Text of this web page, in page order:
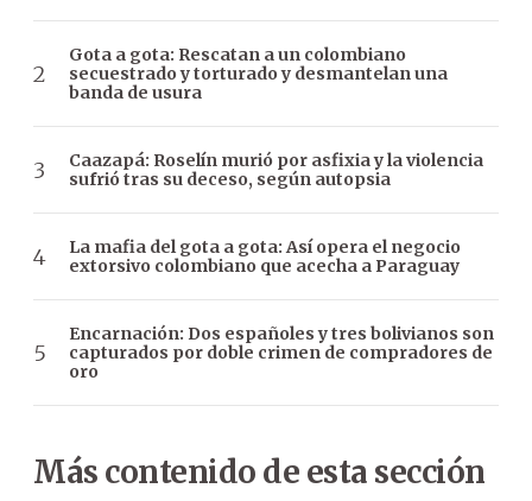
Gota a gota: Rescatan a un colombiano
secuestrado y torturado y desmantelan una
banda de usura
Caazapá: Roselín murió por asfixia y la violencia
sufrió tras su deceso, según autopsia
La mafia del gota a gota: Así opera el negocio
extorsivo colombiano que acecha a Paraguay
Encarnación: Dos españoles y tres bolivianos son
capturados por doble crimen de compradores de
oro
Más contenido de esta sección